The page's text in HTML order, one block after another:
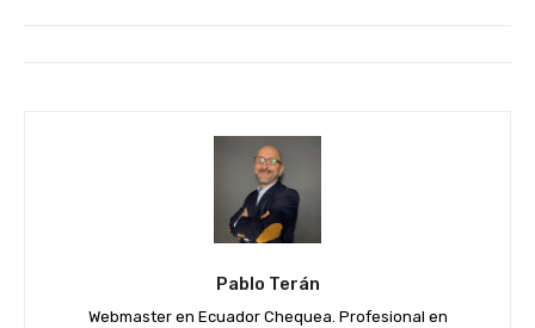
Pablo Terán
Webmaster en Ecuador Chequea. Profesional en